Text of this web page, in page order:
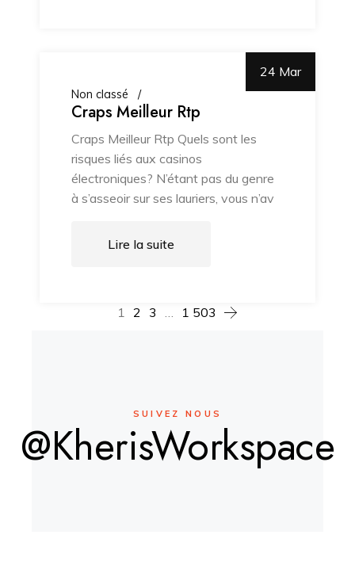
24 Mar
Non classé
Craps Meilleur Rtp
Craps Meilleur Rtp Quels sont les
risques liés aux casinos
électroniques? N’étant pas du genre
à s’asseoir sur ses lauriers, vous n’av
Lire la suite
1 2 3 1 503
SUIVEZ NOUS
@KherisWorkspace